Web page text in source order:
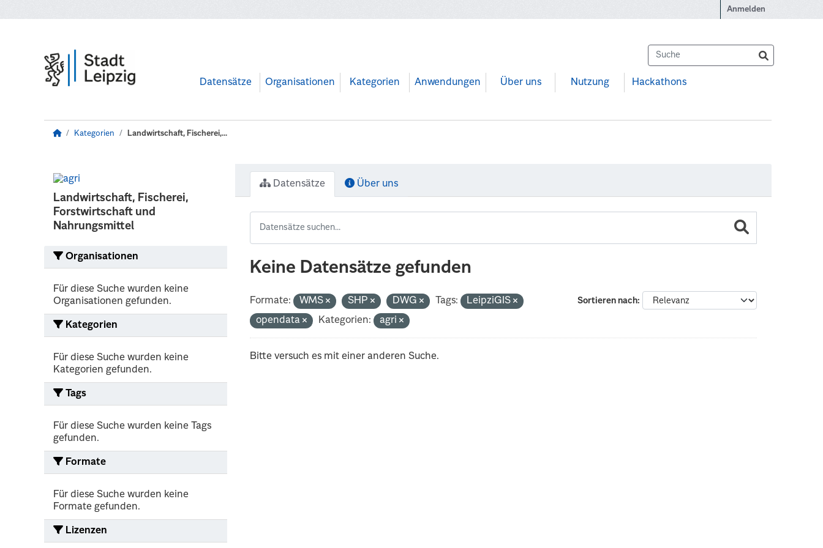
Anmelden
Datensätze Organisationen Kategorien Anwendungen Über uns Nutzung Hackathons
Kategorien Landwirtschaft, Fischerei,...
Landwirtschaft, Fischerei,
Forstwirtschaft und
Nahrungsmittel
Organisationen
Für diese Suche wurden keine
Organisationen gefunden.
Kategorien
Für diese Suche wurden keine
Kategorien gefunden.
Tags
Für diese Suche wurden keine Tags
gefunden.
Formate
Für diese Suche wurden keine
Formate gefunden.
Lizenzen
Datensätze Über uns
Keine Datensätze gefunden
Sortieren nach
Formate: WMS SHP DWG Tags:
LeipziGIS
opendata
Kategorien: agri
Bitte versuch es mit einer anderen Suche.